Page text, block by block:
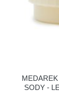
SODY -